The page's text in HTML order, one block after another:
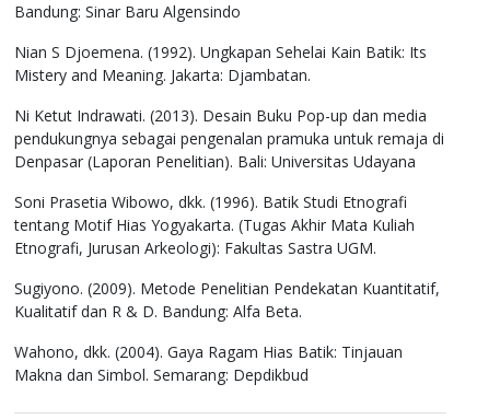
Bandung: Sinar Baru Algensindo
Nian S Djoemena. (1992). Ungkapan Sehelai Kain Batik: Its
Mistery and Meaning. Jakarta: Djambatan.
Ni Ketut Indrawati. (2013). Desain Buku Pop-up dan media
pendukungnya sebagai pengenalan pramuka untuk remaja di
Denpasar (Laporan Penelitian). Bali: Universitas Udayana
Soni Prasetia Wibowo, dkk. (1996). Batik Studi Etnografi
tentang Motif Hias Yogyakarta. (Tugas Akhir Mata Kuliah
Etnografi, Jurusan Arkeologi): Fakultas Sastra UGM.
Sugiyono. (2009). Metode Penelitian Pendekatan Kuantitatif,
Kualitatif dan R & D. Bandung: Alfa Beta.
Wahono, dkk. (2004). Gaya Ragam Hias Batik: Tinjauan
Makna dan Simbol. Semarang: Depdikbud